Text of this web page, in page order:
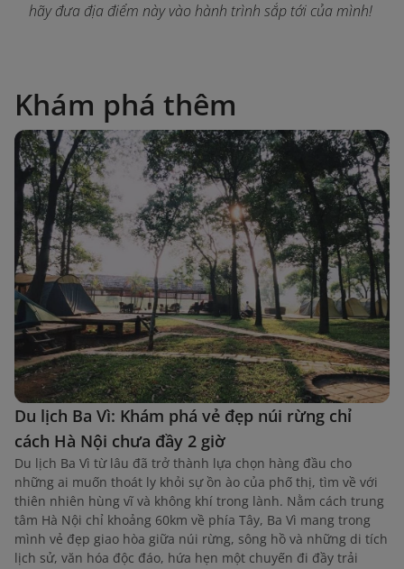
hãy đưa địa điểm này vào hành trình sắp tới của mình!
Khám phá thêm
Du lịch Ba Vì: Khám phá vẻ đẹp núi rừng chỉ
cách Hà Nội chưa đầy 2 giờ
Du lịch Ba Vì từ lâu đã trở thành lựa chọn hàng đầu cho
những ai muốn thoát ly khỏi sự ồn ào của phố thị, tìm về với
thiên nhiên hùng vĩ và không khí trong lành. Nằm cách trung
tâm Hà Nội chỉ khoảng 60km về phía Tây, Ba Vì mang trong
mình vẻ đẹp giao hòa giữa núi rừng, sông hồ và những di tích
lịch sử, văn hóa độc đáo, hứa hẹn một chuyến đi đầy trải